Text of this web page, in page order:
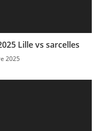
Lille vs sarcelles
2025